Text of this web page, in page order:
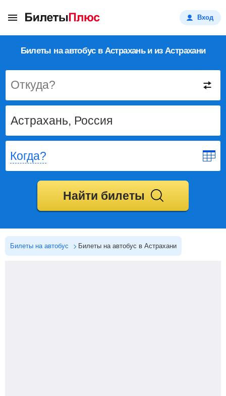
Вход
Билеты на автобус в Астрахань и из Астрахани
Откуда?
Когда?
Найти билеты
Билеты на автобус Билеты на автобус в Астрахани